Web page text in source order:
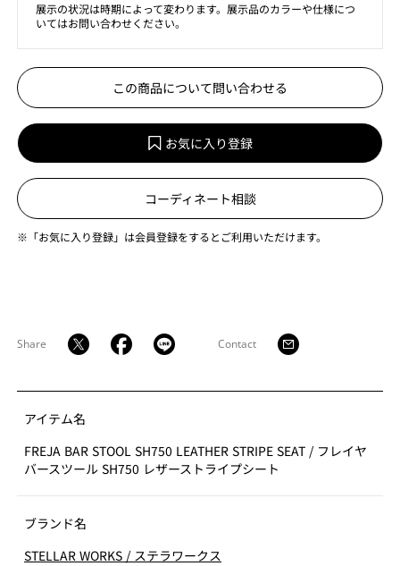
展示の状況は時期によって変わります。展示品のカラーや仕様につ
いてはお問い合わせください。
この商品について問い合わせる
お気に入り登録
コーディネート相談
※「お気に入り登録」は会員登録をするとご利用いただけます。
Share Contact
アイテム名
FREJA BAR STOOL SH750 LEATHER STRIPE SEAT / フレイヤ
バースツール SH750 レザーストライプシート
ブランド名
STELLAR WORKS / ステラワークス